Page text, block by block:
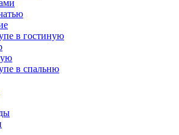
в гостиную
в спальню